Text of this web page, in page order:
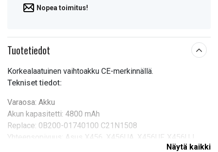
Nopea toimitus!
Tuotetiedot
Korkealaatuinen vaihtoakku CE-merkinnällä.
Tekniset tiedot:
Varaosa: Akku
Akun kapasitetti: 4800 mAh
Replace: 0B200-01740100 C21N1508
Yhteensopivuus: Asus X456, X456UA, X456UF, X456UJ,
Näytä kaikki